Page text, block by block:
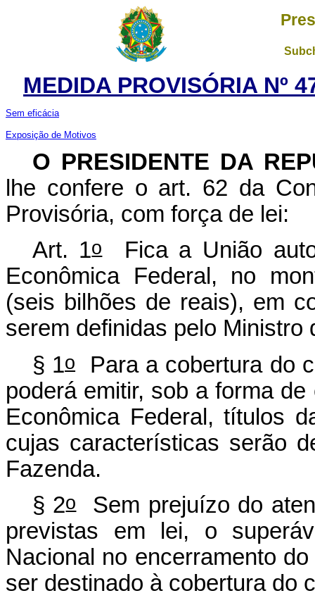
MEDIDA PROVISÓRIA Nº
Sem eficácia
Exposição de Motivos
O PRESIDENTE DA
lhe confere o art. 62 da
Provisória, com força de lei:
Art. 1oFica a União
Econômica Federal, no
(seis bilhões de reais), em
serem definidas pelo Ministro
§ 1oPara a cobertura do
poderá emitir, sob a forma
Econômica Federal, títulos
cujas características serão
Fazenda.
§ 2oSem prejuízo do
previstas em lei, o
Nacional no encerramento
ser destinado à cobertura do